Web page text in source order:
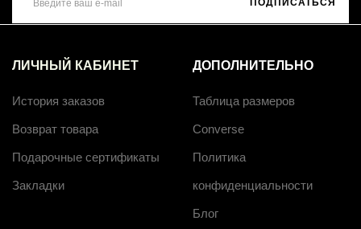
ПОДПИСАТЬСЯ
ЛИЧНЫЙ КАБИНЕТ
История заказов
Возврат товара
Подарочные сертификаты
Закладки
ДОПОЛНИТЕЛЬНО
Таблица размеров
Converse
Политика
конфиденциальности
Блог